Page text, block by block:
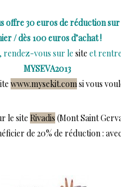
offre 30 euros de réduction
/ dès 100 euros d’achat !
rendez-vous sur le site et
MYSEVA2013
www.mysekit.com si vous
le site Rivadis (Mont Saint
de 20% de réduction :